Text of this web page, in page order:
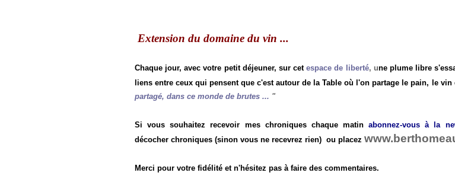
Extension du domaine du vin ...
Chaque jour, avec votre petit déjeuner, sur cetespace de liberté, une plume libre
liens entre ceux qui pensent que c'est autour de la Table où l'on partage le pain, le vin
partagé, dans ce monde de brutes ... "
Si vous souhaitez recevoir mes chroniques chaque matinabonnez-vous à la
décocher chroniques (sinon vous ne recevrez rien) ou placez
Merci pour votre fidélité et n'hésitez pas à faire des commentaires.